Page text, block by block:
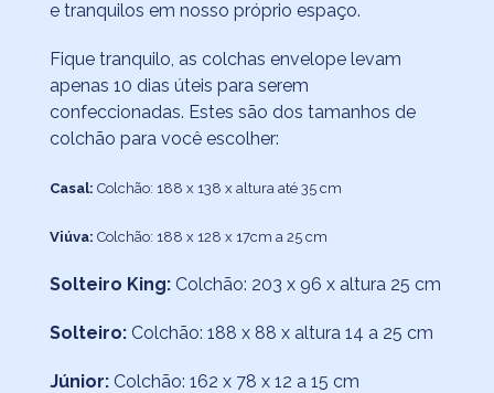
e tranquilos em nosso próprio espaço.
Fique tranquilo, as colchas envelope levam
apenas 10 dias úteis para serem
confeccionadas. Estes são dos tamanhos de
colchão para você escolher:
Casal: Colchão: 188 x 138 x altura até 35 cm
Viúva: Colchão: 188 x 128 x 17cm a 25 cm
Solteiro King: Colchão: 203 x 96 x altura 25 cm
Solteiro: Colchão: 188 x 88 x altura 14 a 25 cm
Júnior:Colchão: 162 x 78 x 12 a 15 cm